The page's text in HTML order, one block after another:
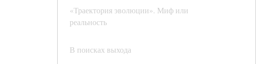
«Траектория эволюции». Миф или
реальность
В поисках выхода